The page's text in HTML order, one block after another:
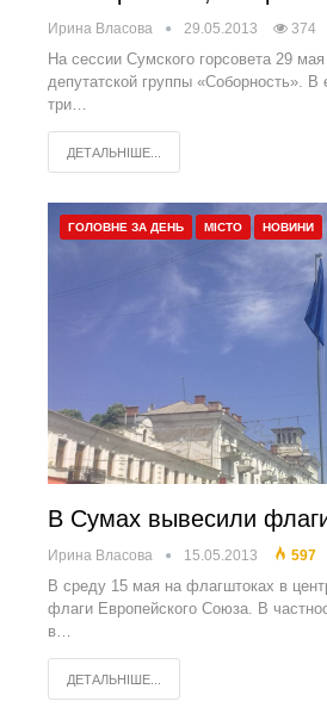
Ирина Власова 29.05.2013 374
На сессии Сумского горсовета 29
депутатской группы «Соборность». В
три…
ДЕТАЛЬНІШЕ...
ГОЛОВНЕ ЗА ДЕНЬ МІСТО НОВИНИ
В Сумах вывесили
Ирина Власова 15.05.2013 597
В среду 15 мая на флагштоках в
флаги Европейского Союза. В
в…
ДЕТАЛЬНІШЕ...